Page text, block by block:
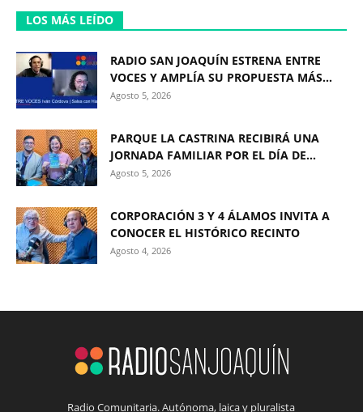
LOS MÁS LEÍDO
RADIO SAN JOAQUÍN ESTRENA ENTRE
VOCES Y AMPLÍA SU PROPUESTA MÁS...
Agosto 5, 2026
PARQUE LA CASTRINA RECIBIRÁ UNA
JORNADA FAMILIAR POR EL DÍA DE...
Agosto 5, 2026
CORPORACIÓN 3 Y 4 ÁLAMOS INVITA A
CONOCER EL HISTÓRICO RECINTO
Agosto 4, 2026
Radio Comunitaria. Autónoma, laica y pluralista